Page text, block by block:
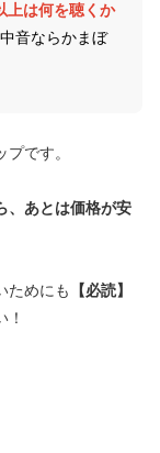
上は何を聴くか
音ならかまぼ
です。
、あとは価格が安
ためにも
【必読】